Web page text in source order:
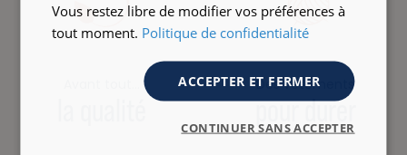
Des vêtements
pour durer
Vous restez libre de modifier vos préférences à
tout moment. Politique de confidentialité
ACCEPTER ET FERMER
CONTINUER SANS ACCEPTER